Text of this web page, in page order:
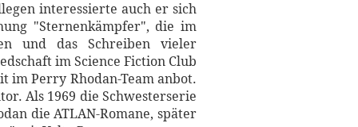
interessierte auch er sich
"Sternenkämpfer", die im
und das Schreiben vieler
im Science Fiction Club
im Perry Rhodan-Team anbot.
Als 1969 die Schwesterserie
die ATLAN-Romane, später